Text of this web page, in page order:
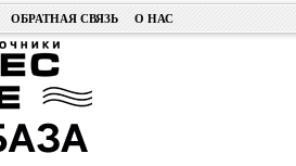
ОБРАТНАЯ СВЯЗЬ О НАС